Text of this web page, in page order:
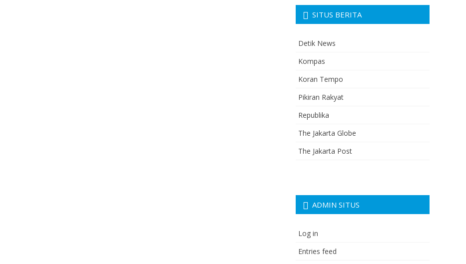
SITUS BERITA
Detik News
Kompas
Koran Tempo
Pikiran Rakyat
Republika
The Jakarta Globe
The Jakarta Post
ADMIN SITUS
Log in
Entries feed